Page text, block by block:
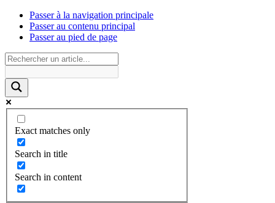
Passer à la navigation principale
Passer au contenu principal
Passer au pied de page
Exact matches only
Search in title
Search in content